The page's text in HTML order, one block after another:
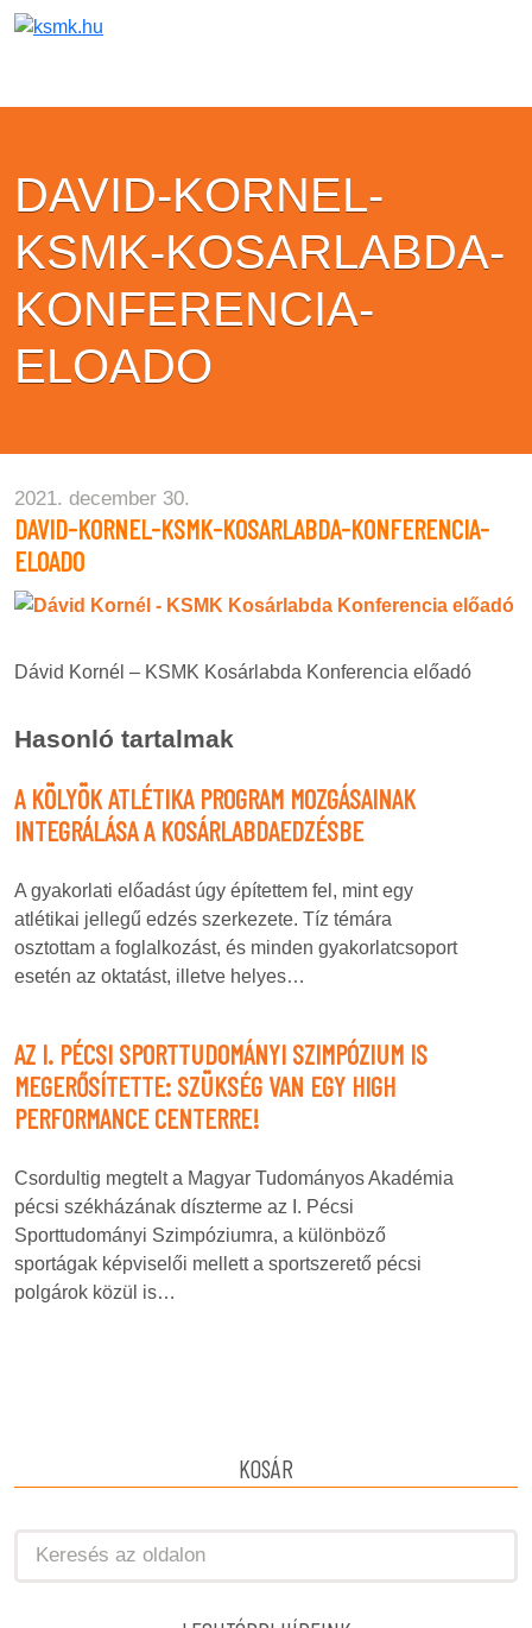
DAVID-KORNEL-
KSMK-KOSARLABDA-
KONFERENCIA-
ELOADO
2021. december 30.
DAVID-KORNEL-KSMK-KOSARLABDA-KONFERENCIA-
ELOADO
Dávid Kornél – KSMK Kosárlabda Konferencia előadó
Hasonló tartalmak
A KÖLYÖK ATLÉTIKA PROGRAM MOZGÁSAINAK
INTEGRÁLÁSA A KOSÁRLABDAEDZÉSBE
A gyakorlati előadást úgy építettem fel, mint egy
atlétikai jellegű edzés szerkezete. Tíz témára
osztottam a foglalkozást, és minden gyakorlatcsoport
esetén az oktatást, illetve helyes…
AZ I. PÉCSI SPORTTUDOMÁNYI SZIMPÓZIUM IS
MEGERŐSÍTETTE: SZÜKSÉG VAN EGY HIGH
PERFORMANCE CENTERRE!
Csordultig megtelt a Magyar Tudományos Akadémia
pécsi székházának díszterme az I. Pécsi
Sporttudományi Szimpóziumra, a különböző
sportágak képviselői mellett a sportszerető pécsi
polgárok közül is…
KOSÁR